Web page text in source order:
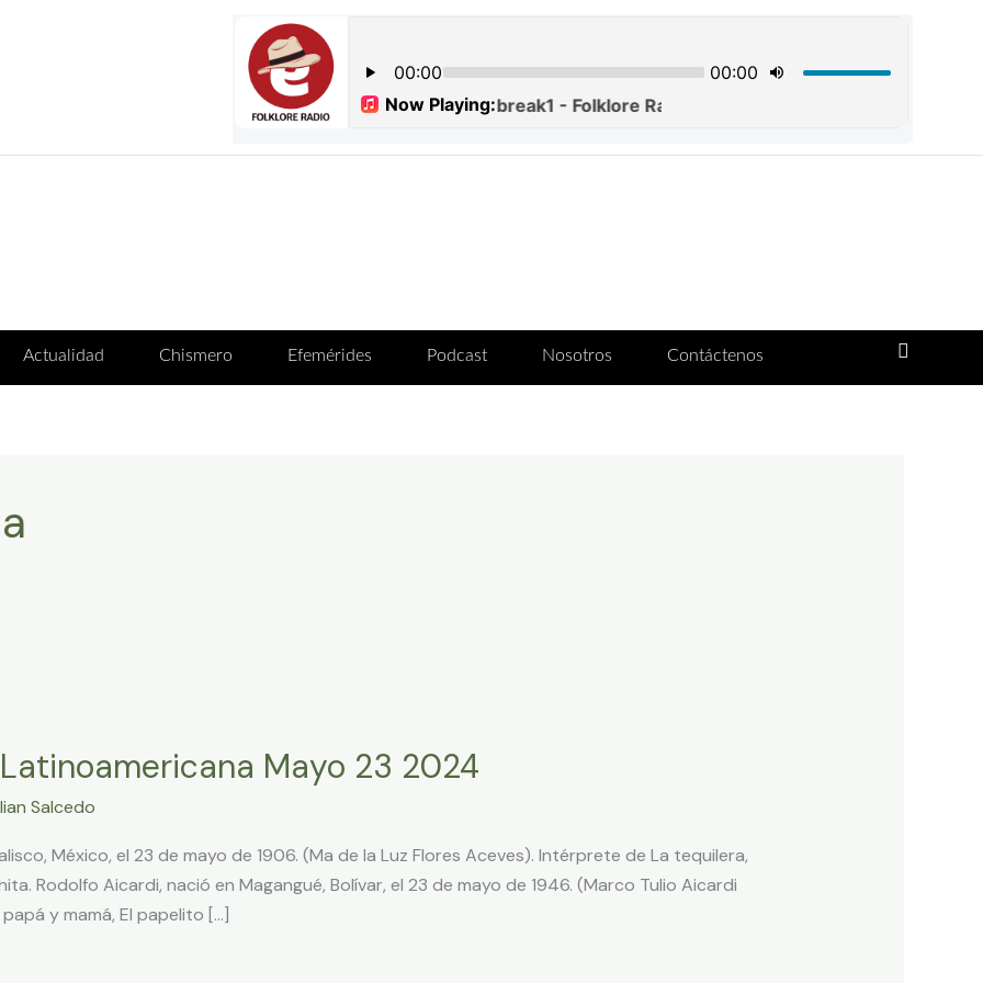
Actualidad Chismero Efemérides Podcast Nosotros Contáctenos
Mayo 23 2024
Salcedo
México, el 23 de mayo de 1906. (Ma de la Luz Flores Aceves). Intérprete de La tequilera,
Rodolfo Aicardi, nació en Magangué, Bolívar, el 23 de mayo de 1946. (Marco Tulio Aicardi
y mamá, El papelito […]